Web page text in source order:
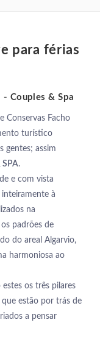
para férias
Couples & Spa
Conservas Facho
turístico
gentes; assim
SPA.
e com vista
à
na
padrões de
do areal Algarvio,
harmoniosa ao
os três pilares
estão por trás de
a pensar